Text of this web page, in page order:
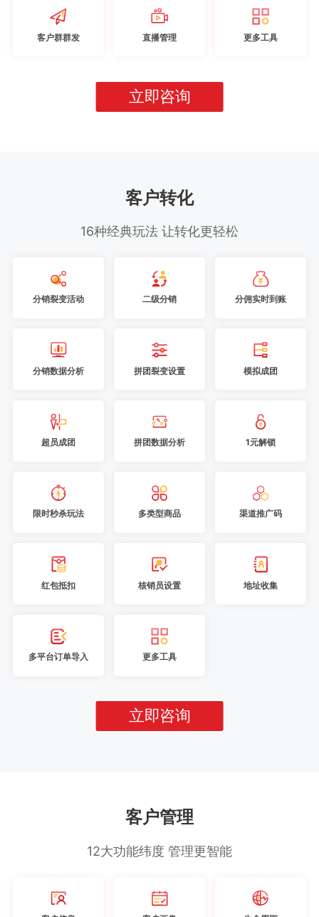
客户群群发 直播管理 更多工具
立即咨询
客户转化
16种经典玩法 让转化更轻松
分销裂变活动 二级分销 分佣实时到账
分销数据分析 拼团裂变设置 模拟成团
超员成团 拼团数据分析 1元解锁
限时秒杀玩法 多类型商品 渠道推广码
红包抵扣 核销员设置 地址收集
多平台订单导入 更多工具
立即咨询
客户管理
12大功能纬度 管理更智能